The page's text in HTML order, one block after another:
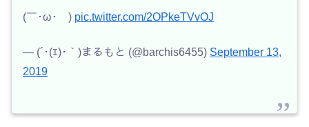
(￣･ω･￣) pic.twitter.com/2OPkeTVvOJ
— (´･(ｴ)･｀)まるもと (@barchis6455) September 13,
2019